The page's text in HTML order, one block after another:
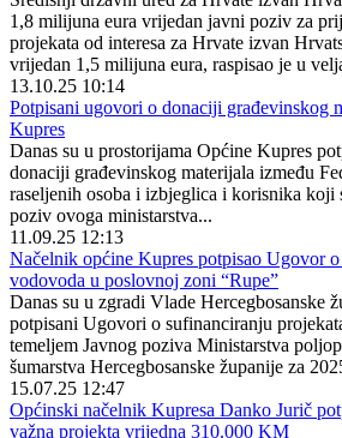
1,8 milijuna eura vrijedan javni poziv za
projekata od interesa za Hrvate izvan
vrijedan 1,5 milijuna eura, raspisao je u
13.10.25 10:14
Potpisani ugovori o donaciji građevinskog
Kupres
Danas su u prostorijama Općine Kupres
donaciji građevinskog materijala između
raseljenih osoba i izbjeglica i korisnika koji
poziv ovoga ministarstva...
11.09.25 12:13
Načelnik općine Kupres potpisao Ugovor
vodovoda u poslovnoj zoni “Rupe”
Danas su u zgradi Vlade Hercegbosanske
potpisani Ugovori o sufinanciranju
temeljem Javnog poziva Ministarstva
šumarstva Hercegbosanske županije za
15.07.25 12:47
Općinski načelnik Kupresa Danko Jurič
važna projekta vrijedna 310.000 KM